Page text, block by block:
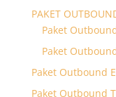
PAKET
Paket
Paket
Paket Outbound
Paket Outbound